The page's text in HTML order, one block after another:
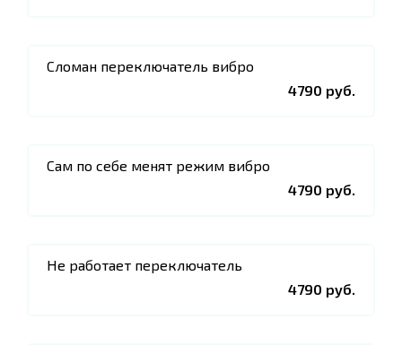
Сломан переключатель вибро
4790 руб.
Сам по себе менят режим вибро
4790 руб.
Не работает переключатель
4790 руб.